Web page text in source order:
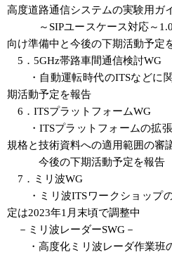
高度道路通信システムの実験用ガ
～SIPユースケース対応～1.0
向け準備中と今後の下期活動予定
5．5GHz帯路車間通信検討WG
・自動運転時代のITSなどに関
期活動予定を報告
6．ITSプラットフォームWG
・ITSプラットフォームの拡張
規格と技術資料への適用範囲の審
今後の下期活動予定を報告
7．ミリ波WG
・ミリ波ITSワークショップの
定は2023年1月末頃で調整中
－ミリ波レーダーSWG－
・高度化ミリ波レーダ作業班